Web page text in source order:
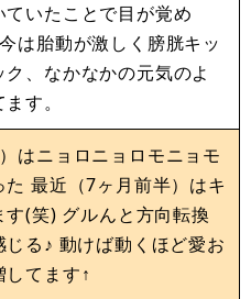
いたことで目が覚め
は胎動が激しく膀胱キッ
、なかなかの元気のよ
す。
はニョロニョロモニョモ
最近（7ヶ月前半）はキ
す(笑) グルんと方向転換
じる♪ 動けば動くほど愛お
してます↑